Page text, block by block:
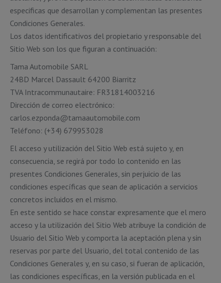
especificas que desarrollan y complementan las presentes
Condiciones Generales.
Los datos identificativos del propietario y responsable del
Sitio Web son los que figuran a continuación:
Tama Automobile SARL
24BD Marcel Dassault 64200 Biarritz
TVA Intracommunautaire: FR31814003216
Dirección de correo electrónico:
carlos.ezponda@tamaautomobile.com
Teléfono: (+34) 679953028
El acceso y utilización del Sitio Web está sujeto y, en
consecuencia, se regirá por todo lo contenido en las
presentes Condiciones Generales, sin perjuicio de las
condiciones específicas que sean de aplicación a servicios
concretos incluidos en el mismo.
En este sentido se hace constar expresamente que el mero
acceso y la utilización del Sitio Web atribuye la condición de
Usuario del Sitio Web y comporta la aceptación plena y sin
reservas por parte del Usuario, del total contenido de las
Condiciones Generales y, en su caso, si fueran de aplicación,
las condiciones específicas, en la versión publicada en el